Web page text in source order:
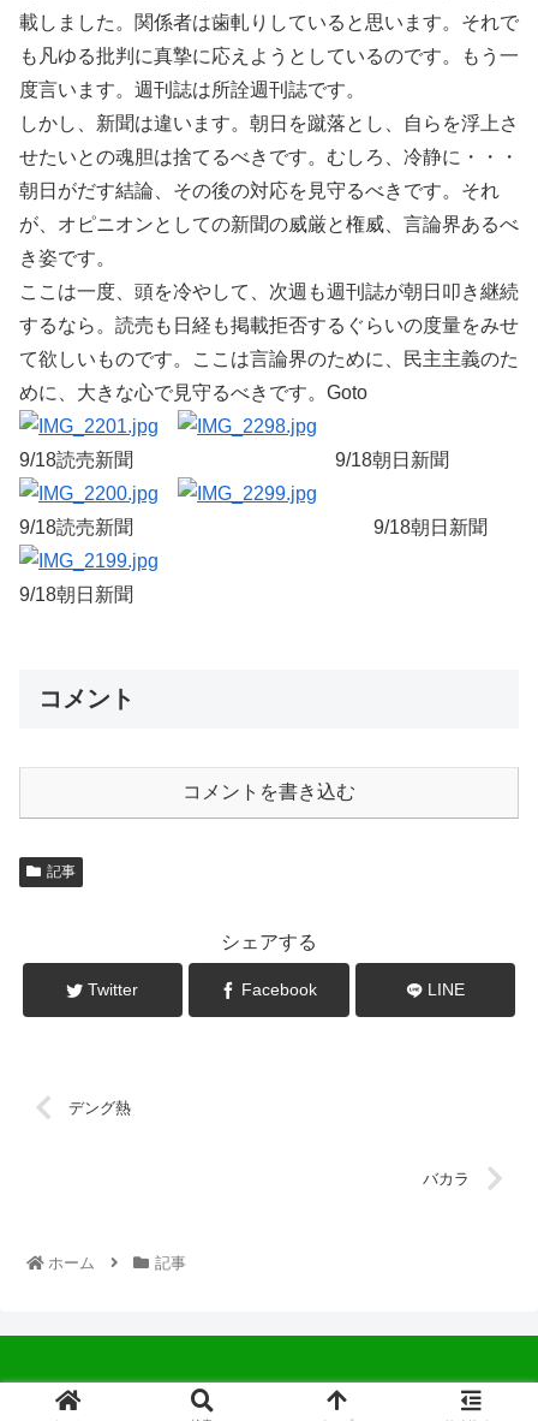
載しました。関係者は歯軋りしていると思います。それで
も凡ゆる批判に真摯に応えようとしているのです。もう一
度言います。週刊誌は所詮週刊誌です。
しかし、新聞は違います。朝日を蹴落とし、自らを浮上さ
せたいとの魂胆は捨てるべきです。むしろ、冷静に・・・
朝日がだす結論、その後の対応を見守るべきです。それ
が、オピニオンとしての新聞の威厳と権威、言論界あるべ
き姿です。
ここは一度、頭を冷やして、次週も週刊誌が朝日叩き継続
するなら。読売も日経も掲載拒否するぐらいの度量をみせ
て欲しいものです。ここは言論界のために、民主主義のた
めに、大きな心で見守るべきです。Goto
9/18読売新聞 9/18朝日新聞
9/18読売新聞 9/18朝日新聞
9/18朝日新聞
コメント
コメントを書き込む
記事
シェアする
Twitter Facebook LINE
デング熱
バカラ
ホーム 記事
© 2022 中広会長ブログ.